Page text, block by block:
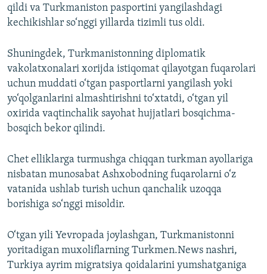
qildi va Turkmaniston pasportini yangilashdagi
kechikishlar so‘nggi yillarda tizimli tus oldi.
Shuningdek, Turkmanistonning diplomatik
vakolatxonalari xorijda istiqomat qilayotgan fuqarolari
uchun muddati o‘tgan pasportlarni yangilash yoki
yo‘qolganlarini almashtirishni to‘xtatdi, o‘tgan yil
oxirida vaqtinchalik sayohat hujjatlari bosqichma-
bosqich bekor qilindi.
Chet elliklarga turmushga chiqqan turkman ayollariga
nisbatan munosabat Ashxobodning fuqarolarni o‘z
vatanida ushlab turish uchun qanchalik uzoqqa
borishiga so‘nggi misoldir.
O‘tgan yili Yevropada joylashgan, Turkmanistonni
yoritadigan muxoliflarning Turkmen.News nashri,
Turkiya ayrim migratsiya qoidalarini yumshatganiga